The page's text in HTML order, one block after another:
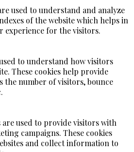
used to understand and analyze
of the website which helps in
experience for the visitors.
to understand how visitors
These cookies help provide
number of visitors, bounce
are used to provide visitors with
campaigns. These cookies
and collect information to